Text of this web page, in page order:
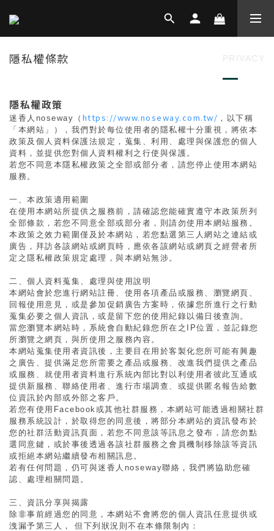
隱私權條款 PRIVACY
隱私權政策
迷香人noseway（ https://www.noseway.com.tw/ ，以下稱
「本網站」），我們對於每位使用者的隱私權十分重視，將依本
政策及個人資料保護法規定，蒐集、利用、處理與保護您的個人
資料，並提供您對個人資料權利之行使與保護。
若您不同意本隱私權政策之全部或部分者，請您停止使用本網站
服務。
一、本政策適用範圍
在使用本網站所提供之服務前，請確認您能確實遵守本政策所列
全部條款，若您不同意全部或部分者，則請勿使用本網站服務。
本政策之效力範圍僅及於本網站，若您點選第三人網站之連結或
廣告，拜訪各該網站或網頁時，應依各該網站或網頁之經營者所
定之隱私權政策規定處理，與本網站無涉。
二、個人資料蒐集、處理與使用說明
本網站會於您進行網站註冊、使用各項產品或服務、瀏覽網頁、
回報使用意見，或是參加促銷廣告方案時，依據您所進行之行動
蒐集必要之個人資訊，或是留下您的使用紀錄以備日後查詢。
當您瀏覽本網站時，系統會自動紀錄您所在之IP位置，並記錄您
所瀏覽之網頁，與所使用之服務內容。
本網站蒐集使用者資訊後，主要目在用於客製化您所可能有興趣
之廣告、提供滿足您所需要之產品或服務、改進我們提供之產品
或服務、就使用者資料進行系統內部比對以利使用者彼此互通或
提供新服務、聯絡使用者、進行市場調查、或提供匿名報告給數
位資訊於內部或外部之客戶。
若您有使用Facebook或其他社群服務，本網站可能透過相關社群
服務系統設計，於取得您的同意後，將部分本網站的資訊發布於
您的社群活動資訊頁面，若您不同意該等訊息之發布，請您勿點
選同意鍵，或於事後透過各該社群服務之會員機制移除該等資訊
或拒絕本網站繼續發布相關訊息。
若有任何問題，仍可與迷香人noseway聯絡，我們將協助您確
認、處理相關問題。
三、資訊分享與揭露
除非事前經過您的同意，本網站不會將您的個人資訊任意提供或
洩漏予第三人， 但下列狀況則不在本條限制內：